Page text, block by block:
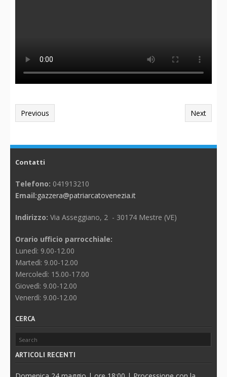
Previous Next
Contatti
Telefono: 041913210
Email:gazzera@patriarcatovenezia.it
Indirizzo: Via Asseggiano, 2 - 30174 Mestre (VE)
Orario ufficio parrocchiale:
Lunedì: 9.00-12.00
Martedì: 9.00-12.00
Mercoledì: 15.00-17.00
Giovedì: 9.00-12.00
Venerdì: 9.00-12.00
CERCA
ARTICOLI RECENTI